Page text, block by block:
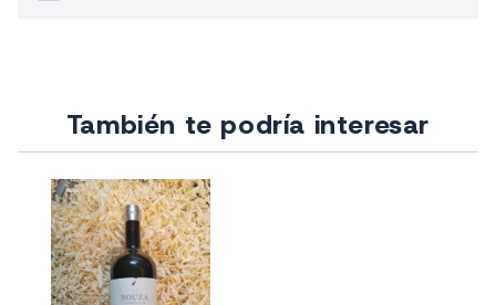
También te podría interesar